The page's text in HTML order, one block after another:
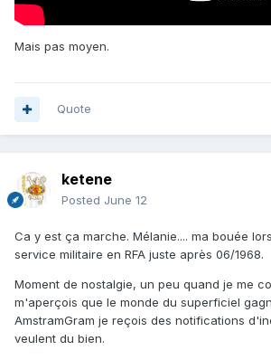
Mais pas moyen.
Quote
ketene
Posted June 12
Ca y est ça marche. Mélanie.... ma bouée
service militaire en RFA juste après 06/1968.
Moment de nostalgie, un peu quand je me
m'aperçois que le monde du superficiel
AmstramGram je reçois des notifications
veulent du bien.